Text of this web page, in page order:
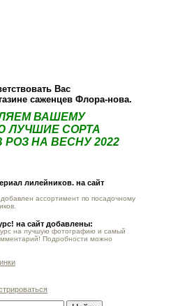
Вас
саженцев Флора-нова.
ВАШЕМУ
ЛУЧШИЕ СОРТА
НА ВЕСНУ 2022
лилейников. на сайт
ассортимент по посадочному
на сайт добавлены:
на лучшую фотографию и самый
Подробности можно